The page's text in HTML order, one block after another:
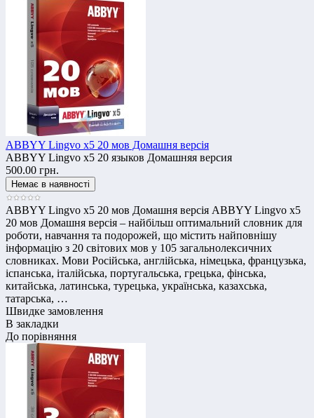
ABBYY Lingvo x5 20 мов Домашня версія
ABBYY Lingvo x5 20 языков Домашняя версия
500.00 грн.
ABBYY Lingvo x5 20 мов Домашня версія ABBYY Lingvo x5
20 мов Домашня версія – найбільш оптимальний словник для
роботи, навчання та подорожей, що містить найповнішу
інформацію з 20 світових мов у 105 загальнолексичних
словниках. Мови Російська, англійська, німецька, французька,
іспанська, італійська, португальська, грецька, фінська,
китайська, латинська, турецька, українська, казахська,
татарська, …
Швидке замовлення
В закладки
До порівняння